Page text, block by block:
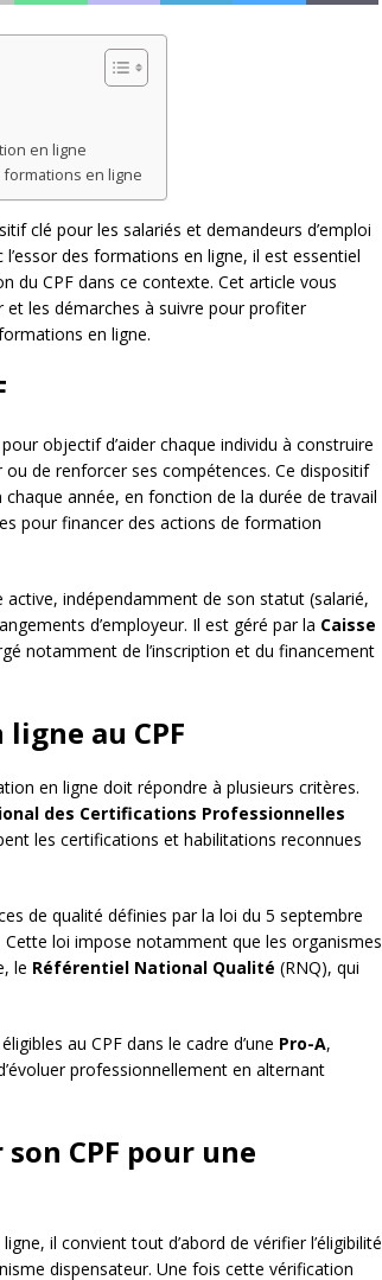
en ligne
en ligne
clé pour les salariés et demandeurs d’emploi
des formations en ligne, il est essentiel
du CPF dans ce contexte. Cet article vous
les démarches à suivre pour profiter
en ligne.
objectif d’aider chaque individu à construire
de renforcer ses compétences. Ce dispositif
année, en fonction de la durée de travail
pour financer des actions de formation
indépendamment de son statut (salarié,
d’employeur. Il est géré par la Caisse
notamment de l’inscription et du financement
au CPF
en ligne doit répondre à plusieurs critères.
des Certifications Professionnelles
les certifications et habilitations reconnues
de qualité définies par la loi du 5 septembre
loi impose notamment que les organismes
le Référentiel National Qualité (RNQ), qui
au CPF dans le cadre d’une Pro-A,
professionnellement en alternant
CPF pour une
il convient tout d’abord de vérifier l’éligibilité
dispensateur. Une fois cette vérification